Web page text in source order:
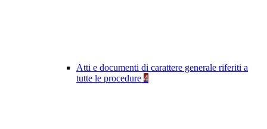
Atti e documenti di carattere generale riferiti a
tutte le procedure 4